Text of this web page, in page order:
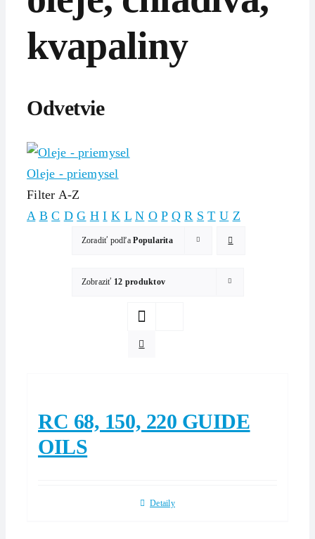
kvapaliny
Odvetvie
Oleje - priemysel
Filter A-Z
A B C D G H I K L N O P Q R S T U Z
Zoradiť podľaPopularita
Zobraziť 12 produktov
RC 68, 150, 220 GUIDE
OILS
Detaily